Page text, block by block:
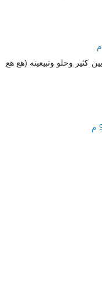
كثير وحلو وتبيعينه (هع هع